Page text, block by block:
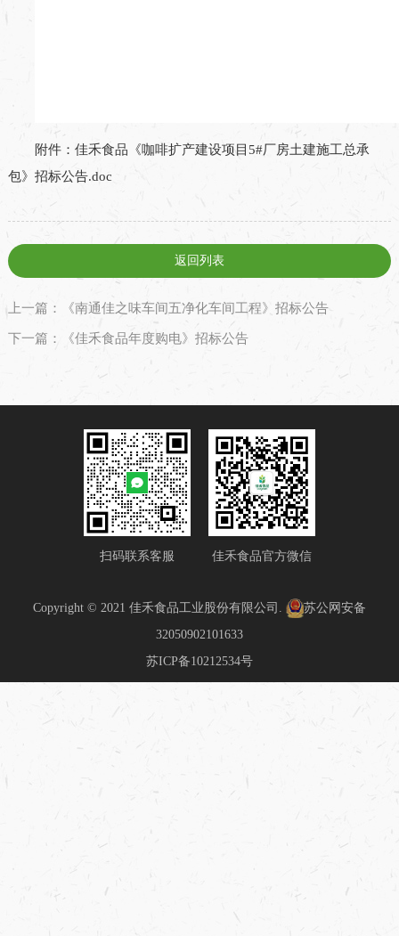
附件：佳禾食品《咖啡扩产建设项目5#厂房土建施工总承
包》招标公告.doc
返回列表
上一篇：《南通佳之味车间五净化车间工程》招标公告
下一篇：《佳禾食品年度购电》招标公告
扫码联系客服 佳禾食品官方微信
Copyright © 2021 佳禾食品工业股份有限公司.
苏公网安备
32050902101633
苏ICP备10212534号